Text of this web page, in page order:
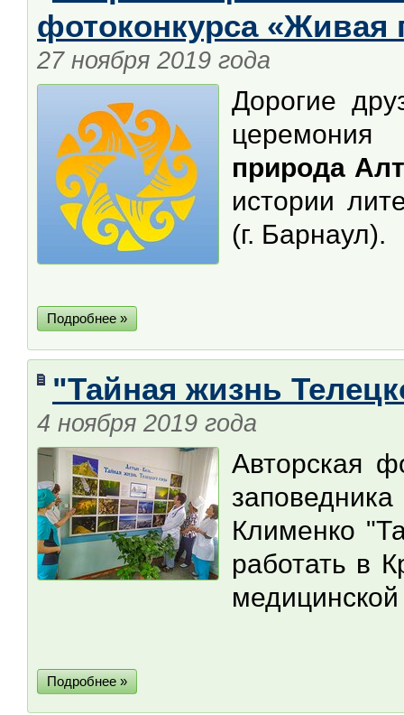
фотоконкурса «Живая
27 ноября 2019 года
Дорогие
природа
истории
(г. Барнаул).
Подробнее »
"Тайная жизнь
4 ноября 2019 года
Авторская
Клименко
работать в
Подробнее »